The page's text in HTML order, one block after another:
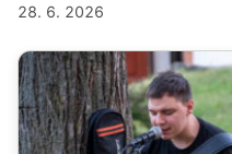
28. 6. 2026